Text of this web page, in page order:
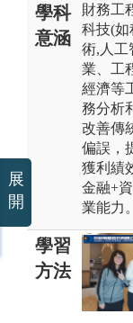
學科
意涵
財務工
科技(如
術,人工
業、工
經濟等
務分析
改善傳
偏誤，
獲利績
金融+
業能力。
學習
方法
展
開